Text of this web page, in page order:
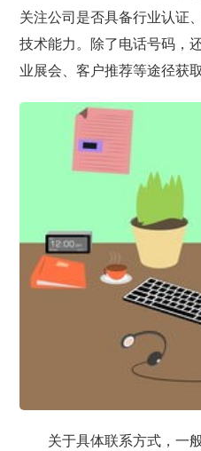
关注公司是否具备行业认证
技术能力。除了电话号码，
业展会、客户推荐等途径获
关于具体联系方式，一